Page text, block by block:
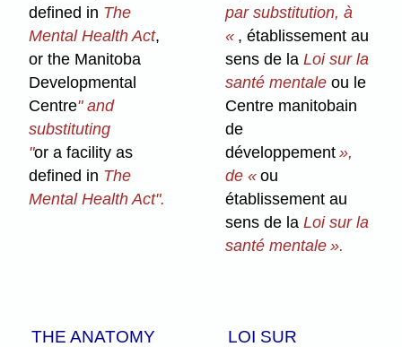
defined in The
Mental Health Act,
or the Manitoba
Developmental
Centre" and
substituting
"or a facility as
defined in The
Mental Health Act".
par substitution, à
« , établissement au
sens de laLoi sur la
santé mentale ou le
Centre manitobain
de
développement »,
de «ou
établissement au
sens de laLoi sur la
santé mentale ».
THE ANATOMY
LOI SUR